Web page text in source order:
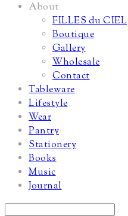
About
FILLES du CIEL
Boutique
Gallery
Wholesale
Contact
Tableware
Lifestyle
Wear
Pantry
Stationery
Books
Music
Journal